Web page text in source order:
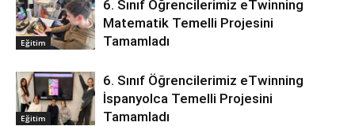
Eğitim
6. Sınıf Öğrencilerimiz eTwinning
Matematik Temelli Projesini
Tamamladı
Eğitim
6. Sınıf Öğrencilerimiz eTwinning
İspanyolca Temelli Projesini
Tamamladı